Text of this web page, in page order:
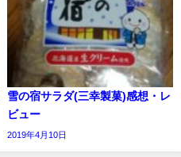
雪の宿サラダ(三幸製菓)感想・レ
ビュー
2019年4月10日